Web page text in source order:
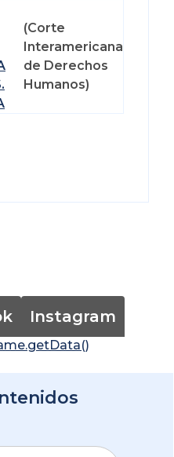
(Corte
Interamericana
de Derechos
Humanos)
Instagram